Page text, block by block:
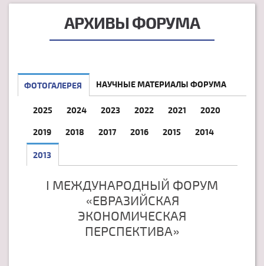
АРХИВЫ ФОРУМА
ФОТОГАЛЕРЕЯ НАУЧНЫЕ МАТЕРИАЛЫ ФОРУМА
2025 2024 2023 2022 2021 2020
2019 2018 2017 2016 2015 2014
2013
I МЕЖДУНАРОДНЫЙ ФОРУМ
«ЕВРАЗИЙСКАЯ
ЭКОНОМИЧЕСКАЯ
ПЕРСПЕКТИВА»